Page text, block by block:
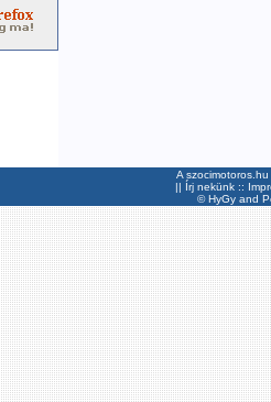
A
|| Írj nekünk ::
©HyGyand